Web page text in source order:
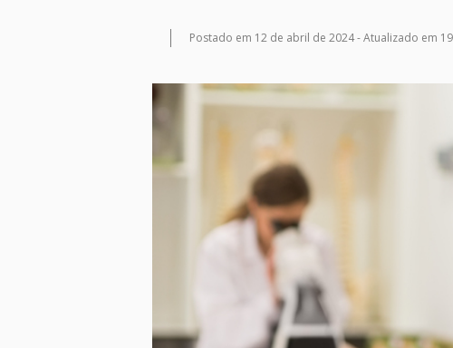
Postado em 12 de abril de 2024 -Atualizado em